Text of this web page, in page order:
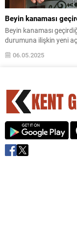
Beyin kanaması
Beyin kanaması
durumuna ilişkin yeni
06.05.2025